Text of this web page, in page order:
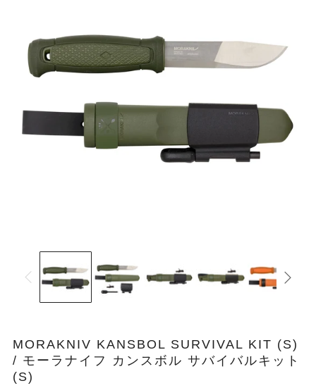
MORAKNIV KANSBOL SURVIVAL KIT (S)
/ モーラナイフ カンスボル サバイバルキット
(S)